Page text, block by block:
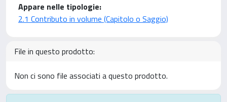
Appare nelle tipologie:
2.1 Contributo in volume (Capitolo o Saggio)
File in questo prodotto:
Non ci sono file associati a questo prodotto.